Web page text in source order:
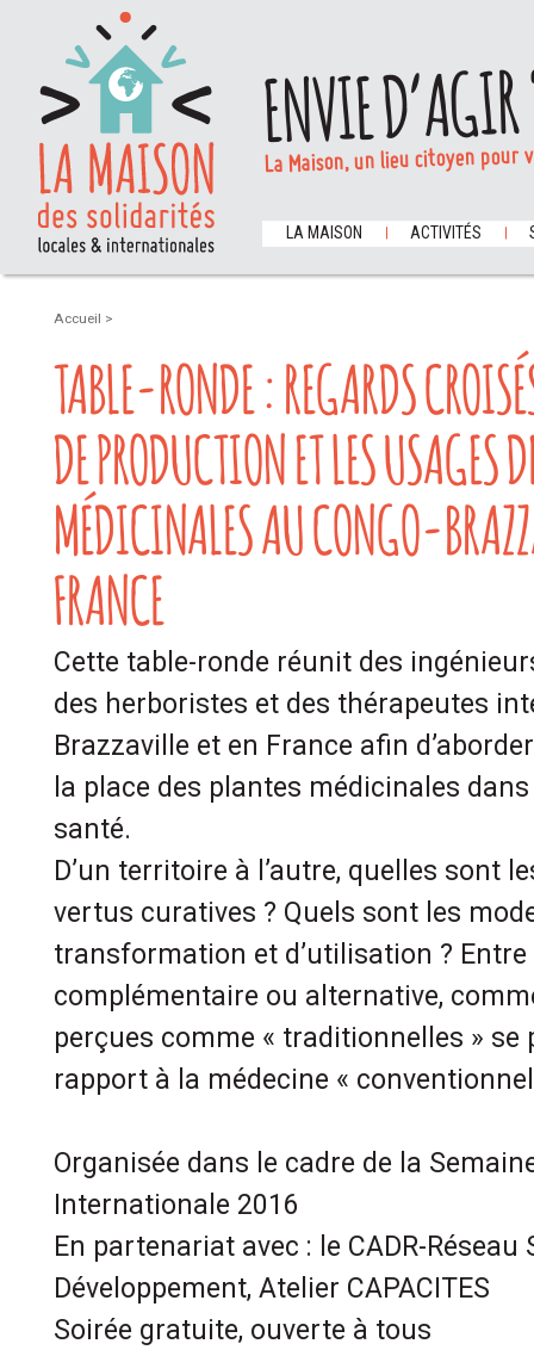
ENVIE
La Maison, un lieu citoyen
LA MAISON ACTIVITÉS
Accueil >
TABLE-RONDE : REGARDS
DE PRODUCTION ET LES USAGES
MÉDICINALES AU CONGO-
FRANCE
Cette table-ronde réunit des
des herboristes et des thérapeutes
Brazzaville et en France afin
la place des plantes médicinales
santé.
D’un territoire à l’autre, quelles sont
vertus curatives ? Quels sont les
transformation et d’utilisation ? Entre
complémentaire ou alternative,
perçues comme « traditionnelles »
rapport à la médecine «
Organisée dans le cadre de la
Internationale 2016
En partenariat avec : le CADR-Réseau
Développement, Atelier CAPACITES
Soirée gratuite, ouverte à tous